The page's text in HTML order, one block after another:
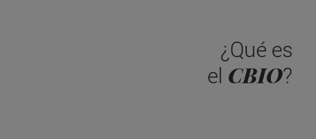
¿Qué es
el CBIO?